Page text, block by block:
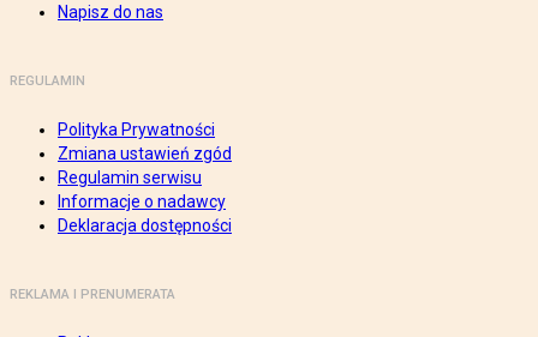
Napisz do nas
REGULAMIN
Polityka Prywatności
Zmiana ustawień zgód
Regulamin serwisu
Informacje o nadawcy
Deklaracja dostępności
REKLAMA I PRENUMERATA